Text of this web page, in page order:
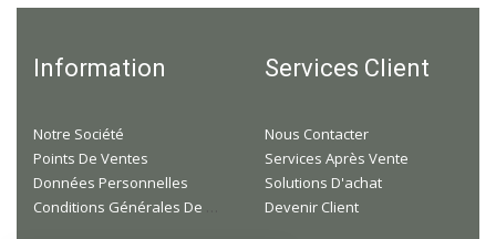
Information
Notre Société
Points De Ventes
Données Personnelles
Services Client
Nous Contacter
Services Après Vente
Solutions D'achat
Devenir Client